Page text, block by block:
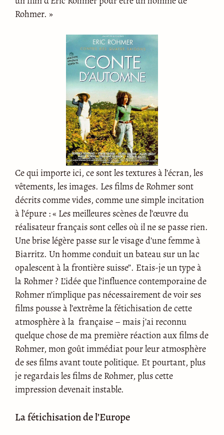
Rohmer. »
Ce qui importe ici, ce sont les textures à l’écran, les
vêtements, les images. Les films de Rohmer sont
décrits comme vides, comme une simple incitation
à l’épure : « Les meilleures scènes de l’œuvre du
réalisateur français sont celles où il ne se passe rien.
Une brise légère passe sur le visage d’une femme à
Biarritz. Un homme conduit un bateau sur un lac
opalescent à la frontière suisse”. Etais-je un type à
la Rohmer ? L’idée que l’influence contemporaine de
Rohmer n’implique pas nécessairement de voir ses
films pousse à l’extrême la fétichisation de cette
atmosphère à la française – mais j’ai reconnu
quelque chose de ma première réaction aux films de
Rohmer, mon goût immédiat pour leur atmosphère
de ses films avant toute politique. Et pourtant, plus
je regardais les films de Rohmer, plus cette
impression devenait instable.
La fétichisation de l’Europe